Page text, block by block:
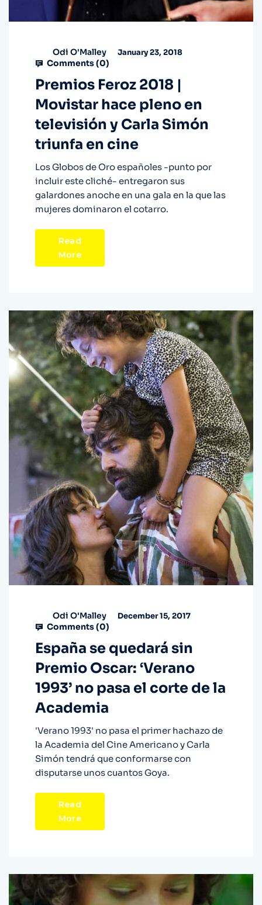
Odi O'Malley January 23, 2018
Comments (0)
Premios Feroz 2018 |
Movistar hace pleno en
televisión y Carla Simón
triunfa en cine
Los Globos de Oro españoles -punto por
incluir este cliché- entregaron sus
galardones anoche en una gala en la que las
mujeres dominaron el cotarro.
Read
More
Odi O'Malley December 15, 2017
Comments (0)
España se quedará sin
Premio Oscar: ‘Verano
1993’ no pasa el corte de la
Academia
'Verano 1993' no pasa el primer hachazo de
la Academia del Cine Americano y Carla
Simón tendrá que conformarse con
disputarse unos cuantos Goya.
Read
More